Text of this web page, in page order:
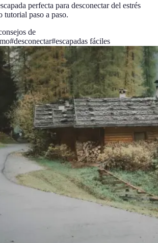
perfecta para desconectar del estrés
tutorial paso a paso.
de
#desconectar#escapadas fáciles